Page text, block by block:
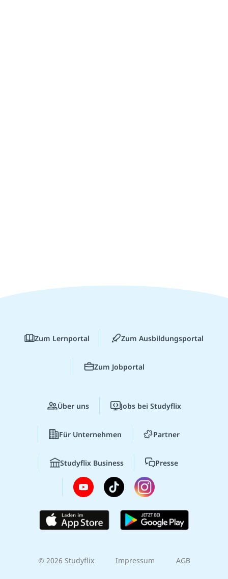
Zum Lernportal Zum Ausbildungsportal
Zum Jobportal
Über uns Jobs bei Studyflix
Für Unternehmen Partner
Studyflix Business Presse
© 2026 Studyflix Impressum AGB